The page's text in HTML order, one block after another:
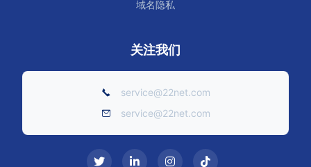
域名隐私
关注我们
service@22net.com
service@22net.com